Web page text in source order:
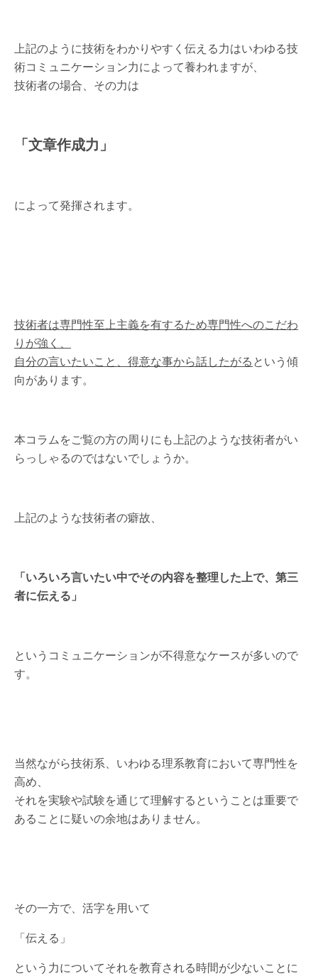
上記のように技術をわかりやすく伝える力はいわゆる技
術コミュニケーション力によって養われますが、
技術者の場合、その力は
「文章作成力」
によって発揮されます。
技術者は専門性至上主義を有するため専門性へのこだわ
りが強く、
自分の言いたいこと、得意な事から話したがるという傾
向があります。
本コラムをご覧の方の周りにも上記のような技術者がい
らっしゃるのではないでしょうか。
上記のような技術者の癖故、
「いろいろ言いたい中でその内容を整理した上で、第三
者に伝える」
というコミュニケーションが不得意なケースが多いので
す。
当然ながら技術系、いわゆる理系教育において専門性を
高め、
それを実験や試験を通じて理解するということは重要で
あることに疑いの余地はありません。
その一方で、活字を用いて
「伝える」
という力についてそれを教育される時間が少ないことに